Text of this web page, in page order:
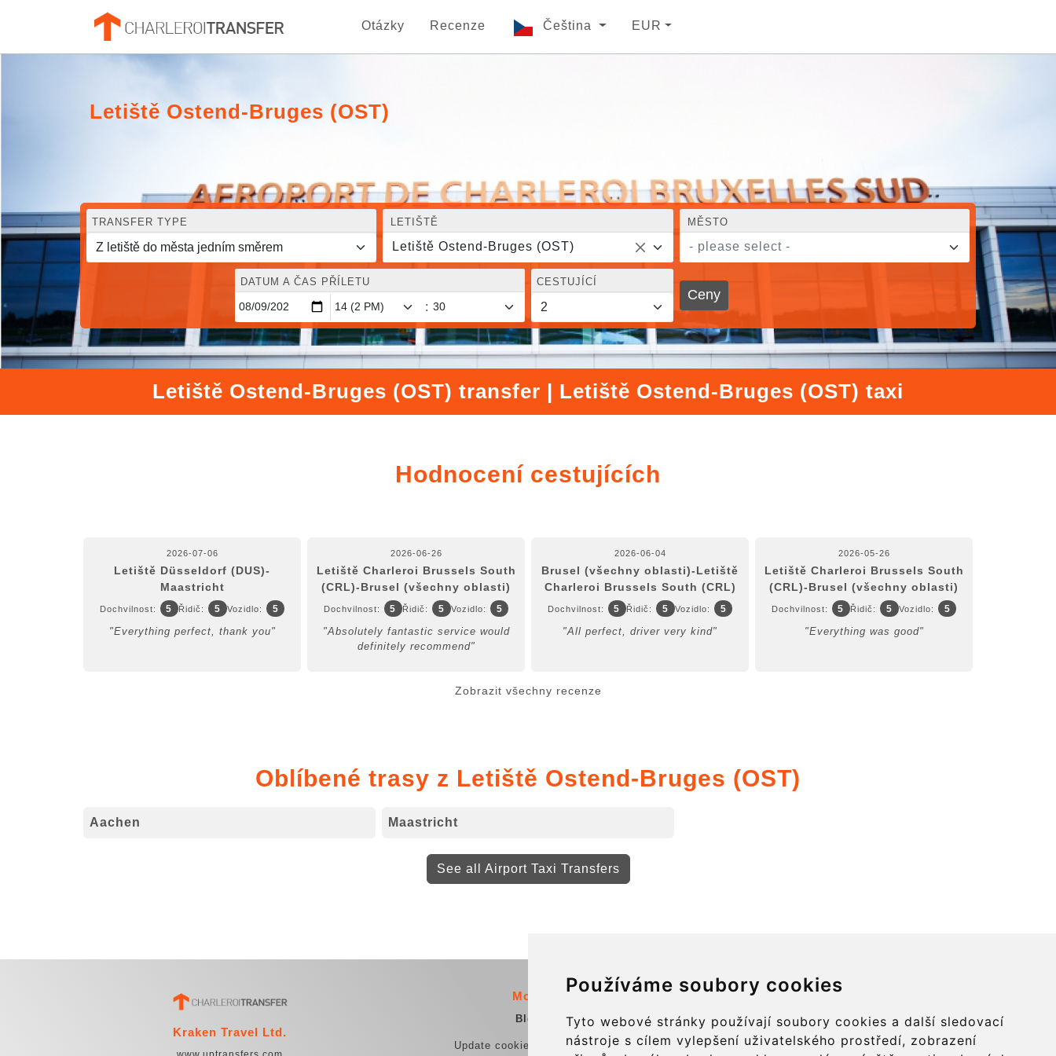
Používáme soubory cookies
Tyto webové stránky používají soubory cookies a další sledovací
nástroje s cílem vylepšení uživatelského prostředí, zobrazení
Otázky Recenze Čeština EUR
Letiště Ostend-Bruges (OST)
TRANSFER TYPE LETIŠTĚ
Letiště Ostend-Bruges (OST)
MĚSTO
- please select -
DATUM A ČAS PŘÍLETU
:
CESTUJÍCÍ
Ceny
Letiště Ostend-Bruges (OST) transfer | Letiště Ostend-Bruges (OST) taxi
Hodnocení cestujících
2026-07-06
Letiště Düsseldorf (DUS)-
Maastricht
Dochvilnost: 5 Řidič: 5 Vozidlo: 5
"Everything perfect, thank you"
2026-06-26
Letiště Charleroi Brussels South
(CRL)-Brusel (všechny oblasti)
Dochvilnost: 5 Řidič: 5 Vozidlo: 5
"Absolutely fantastic service would
definitely recommend"
2026-06-04
Brusel (všechny oblasti)-Letiště
Charleroi Brussels South (CRL)
Dochvilnost: 5 Řidič: 5 Vozidlo: 5
"All perfect, driver very kind"
2026-05-26
Letiště Charleroi Brussels South
(CRL)-Brusel (všechny oblasti)
Dochvilnost: 5 Řidič: 5 Vozidlo: 5
"Everything was good"
Zobrazit všechny recenze
Oblíbené trasy z Letiště Ostend-Bruges (OST)
Aachen Maastricht
See all Airport Taxi Transfers
Kraken Travel Ltd.
More
Blog
Update cookies preferences
Contact
info@charleroiexpress.be